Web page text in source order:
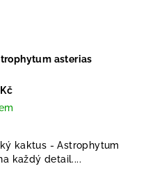
asterias
kaktus - Astrophytum
každý detail....